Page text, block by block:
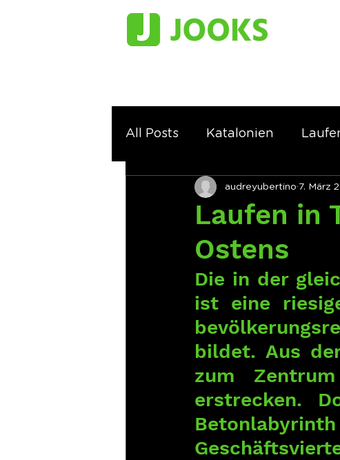
All Posts Katalonien
Laufen in
Ostens
audreyubertino 7. März
Die in der
ist eine
bildet. Aus
zum
erstrecken.